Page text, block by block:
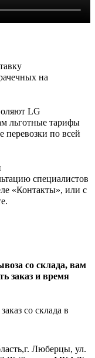
на
LG
льготные тарифы
перевозки по всей
специалистов
«Контакты», или с
со склада, вам
заказ и время
со склада в
Люберцы, ул.